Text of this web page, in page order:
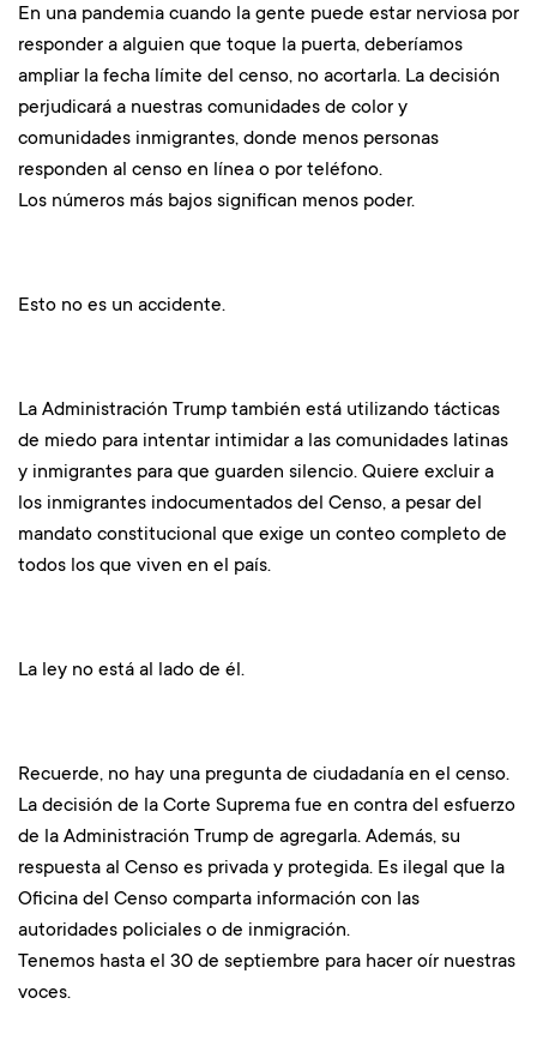
En una pandemia cuando la gente puede estar nerviosa por
responder a alguien que toque la puerta, deberíamos
ampliar la fecha límite del censo, no acortarla. La decisión
perjudicará a nuestras comunidades de color y
comunidades inmigrantes, donde menos personas
responden al censo en línea o por teléfono.
Los números más bajos significan menos poder.
Esto no es un accidente.
La Administración Trump también está utilizando tácticas
de miedo para intentar intimidar a las comunidades latinas
y inmigrantes para que guarden silencio. Quiere excluir a
los inmigrantes indocumentados del Censo, a pesar del
mandato constitucional que exige un conteo completo de
todos los que viven en el país.
La ley no está al lado de él.
Recuerde, no hay una pregunta de ciudadanía en el censo.
La decisión de la Corte Suprema fue en contra del esfuerzo
de la Administración Trump de agregarla. Además, su
respuesta al Censo es privada y protegida. Es ilegal que la
Oficina del Censo comparta información con las
autoridades policiales o de inmigración.
Tenemos hasta el 30 de septiembre para hacer oír nuestras
voces.